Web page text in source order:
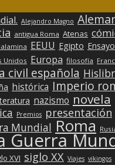
Alejandro Magno
antigua Roma Atenas
EEUU Egipto Ensayo
Unidos Europa filosofía
civil española
histórica Imperio
nazismo novela
Premios presentación
Mundial Roma
Guerra
XVI siglo XX Viajes vikingos